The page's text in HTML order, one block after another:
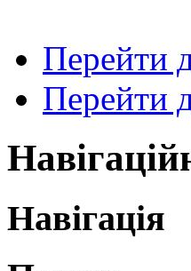
Перейти
Перейти
Навігація